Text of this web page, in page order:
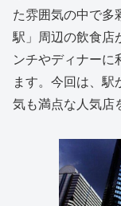
た雰囲気の中で多
駅」周辺の飲食店
ンチやディナーに
ます。今回は、駅
気も満点な人気店